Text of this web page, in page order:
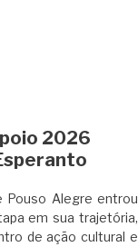
2026
Pouso Alegre entrou
em sua trajetória,
de ação cultural e